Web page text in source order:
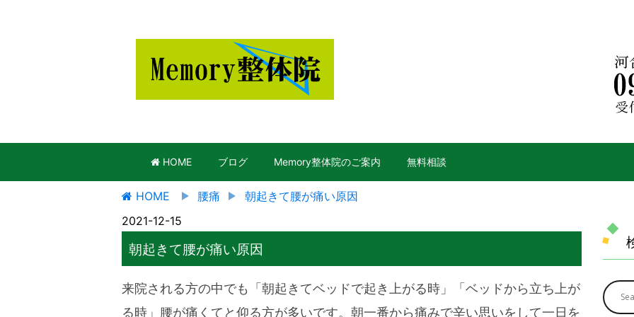
HOME ブログ Memory整体院のご案内 無料相談
HOME 腰痛
朝起きて腰が痛い原因
2021-12-15
朝起きて腰が痛い原因
来院される方の中でも「朝起きてベッドで起き上がる時」「ベッドから立ち上が
る時」腰が痛くてと仰る方が多いです。朝一番から痛みで辛い思いをして一日を